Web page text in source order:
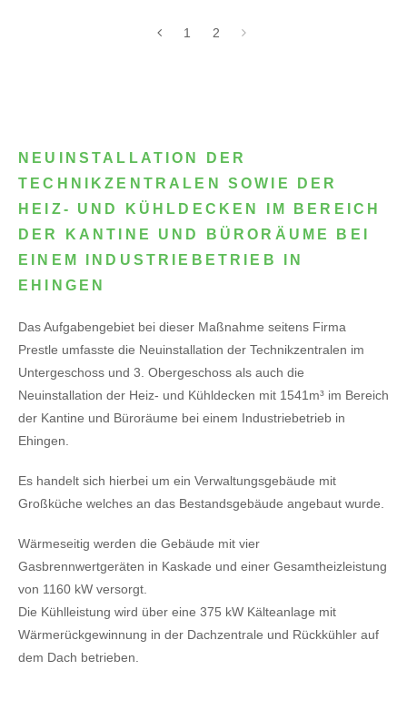
1 2
NEUINSTALLATION DER
TECHNIKZENTRALEN SOWIE DER
HEIZ- UND KÜHLDECKEN IM BEREICH
DER KANTINE UND BÜRORÄUME BEI
EINEM INDUSTRIEBETRIEB IN
EHINGEN
Das Aufgabengebiet bei dieser Maßnahme seitens Firma
Prestle umfasste die Neuinstallation der Technikzentralen im
Untergeschoss und 3. Obergeschoss als auch die
Neuinstallation der Heiz- und Kühldecken mit 1541m³ im Bereich
der Kantine und Büroräume bei einem Industriebetrieb in
Ehingen.
Es handelt sich hierbei um ein Verwaltungsgebäude mit
Großküche welches an das Bestandsgebäude angebaut wurde.
Wärmeseitig werden die Gebäude mit vier
Gasbrennwertgeräten in Kaskade und einer Gesamtheizleistung
von 1160 kW versorgt.
Die Kühlleistung wird über eine 375 kW Kälteanlage mit
Wärmerückgewinnung in der Dachzentrale und Rückkühler auf
dem Dach betrieben.